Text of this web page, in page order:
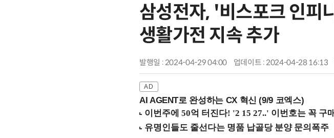
삼성전자, '비스포크 인
생활가전 지속 추가
발행일 : 2024-04-29 04:00 업데이트 : 2024-04-28 16:13
AI AGENT로 완성하는 CX 혁신 (9/9 코엑스)